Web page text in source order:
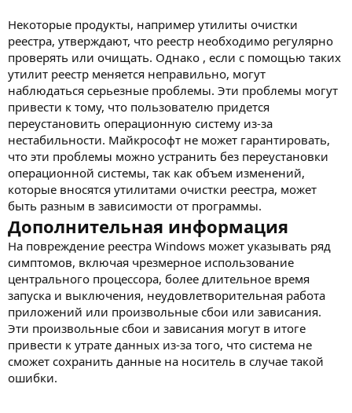
Некоторые продукты, например утилиты очистки
реестра, утверждают, что реестр необходимо регулярно
проверять или очищать. Однако , если с помощью таких
утилит реестр меняется неправильно, могут
наблюдаться серьезные проблемы. Эти проблемы могут
привести к тому, что пользователю придется
переустановить операционную систему из-за
нестабильности. Майкрософт не может гарантировать,
что эти проблемы можно устранить без переустановки
операционной системы, так как объем изменений,
которые вносятся утилитами очистки реестра, может
быть разным в зависимости от программы.
Дополнительная информация
На повреждение реестра Windows может указывать ряд
симптомов, включая чрезмерное использование
центрального процессора, более длительное время
запуска и выключения, неудовлетворительная работа
приложений или произвольные сбои или зависания.
Эти произвольные сбои и зависания могут в итоге
привести к утрате данных из-за того, что система не
сможет сохранить данные на носитель в случае такой
ошибки.